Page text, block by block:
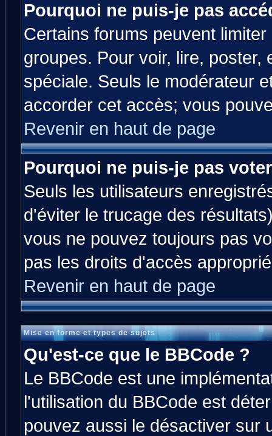
Pourquoi ne puis-je pas
Certains forums peuvent
groupes. Pour voir, lire,
spéciale. Seuls le modérateur
accorder cet accès; vous
Revenir en haut de page
Pourquoi ne puis-je pas
Seuls les utilisateurs
d'éviter le trucage des
vous ne pouvez toujours pas
pas les droits d'accès
Revenir en haut de page
Mise en forme et types de sujets
Qu'est-ce que le BBCode ?
Le BBCode est une
l'utilisation du BBCode est
pouvez aussi le désactiver sur